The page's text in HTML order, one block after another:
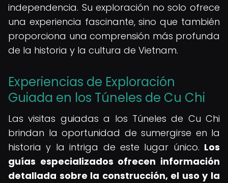
independencia. Su exploración no solo ofrece
una experiencia fascinante, sino que también
proporciona una comprensión más profunda
de la historia y la cultura de Vietnam.
Experiencias de Exploración
Guiada en los Túneles de Cu Chi
Las visitas guiadas a los Túneles de Cu Chi
brindan la oportunidad de sumergirse en la
historia y la intriga de este lugar único. Los
guías especializados ofrecen información
detallada sobre la construcción, el uso y la